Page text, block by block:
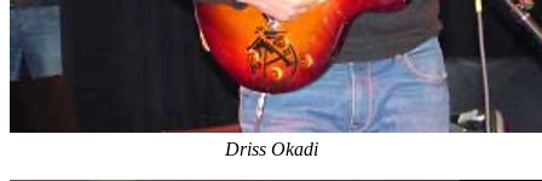
Driss Okadi